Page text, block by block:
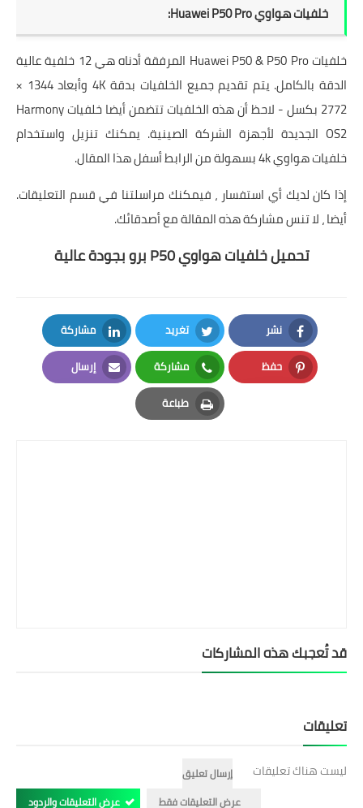
خلفيات هواوي Huawei P50 Pro:
خلفيات Huawei P50 & P50 Pro المرفقة أدناه هي 12 خلفية عالية
الدقة بالكامل. يتم تقديم جميع الخلفيات بدقة 4K وأبعاد 1344 ×
2772 بكسل - لاحظ أن هذه الخلفيات تتضمن أيضا خلفيات Harmony
OS2 الجديدة لأجهزة الشركة الصينية. يمكنك تنزيل واستخدام
خلفيات هواوي 4k بسهولة من الرابط أسفل هذا المقال.
إذا كان لديك أي استفسار ، فيمكنك مراسلتنا في قسم التعليقات.
أيضا ، لا تنس مشاركة هذه المقالة مع أصدقائك.
تحميل خلفيات هواويP50 برو بجودة عالية
نشر
Facebook
تغريد
Twitter
مشاركة
LinkedIn
حفظ
Pinterest
مشاركة
Whatsapp
إرسال
Email
طباعة
Print
قد تُعجبك هذه المشاركات
تعليقات
ليست هناك تعليقات
إرسال تعليق
عرض التعليقات فقط
عرض التعليقات والردود